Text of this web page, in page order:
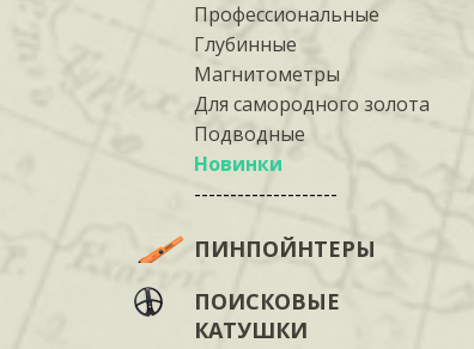
Профессиональные
Глубинные
Магнитометры
Для самородного золота
Подводные
Новинки
--------------------
ПИНПОЙНТЕРЫ
ПОИСКОВЫЕ
КАТУШКИ